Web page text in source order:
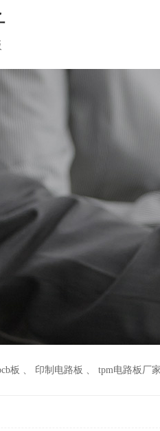
板 、 印制电路板 、 tpm电路板厂家